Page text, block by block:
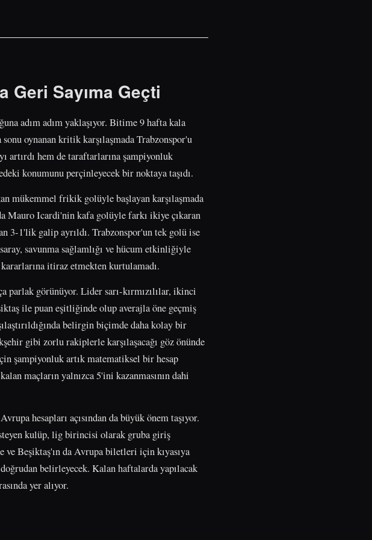
Geri Sayıma Geçti
adım adım yaklaşıyor. Bitime 9 hafta kala
oynanan kritik karşılaşmada Trabzonspor'u
artırdı hem de taraftarlarına şampiyonluk
konumunu perçinleyecek bir noktaya taşıdı.
mükemmel frikik golüyle başlayan karşılaşmada
Mauro Icardi'nin kafa golüyle farkı ikiye çıkaran
3-1'lik galip ayrıldı. Trabzonspor'un tek golü ise
savunma sağlamlığı ve hücum etkinliğiyle
itiraz etmekten kurtulamadı.
görünüyor. Lider sarı-kırmızılılar, ikinci
ile puan eşitliğinde olup averajla öne geçmiş
belirgin biçimde daha kolay bir
gibi zorlu rakiplerle karşılaşacağı göz önünde
şampiyonluk artık matematiksel bir hesap
maçların yalnızca 5'ini kazanmasının dahi
hesapları açısından da büyük önem taşıyor.
kulüp, lig birincisi olarak gruba giriş
Beşiktaş'ın da Avrupa biletleri için kıyasıya
belirleyecek. Kalan haftalarda yapılacak
yer alıyor.